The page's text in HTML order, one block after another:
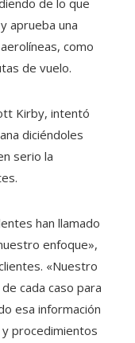
de lo que
aprueba una
como
de vuelo.
Kirby, intentó
diciéndoles
serio la
han llamado
enfoque»,
«Nuestro
cada caso para
esa información
procedimientos